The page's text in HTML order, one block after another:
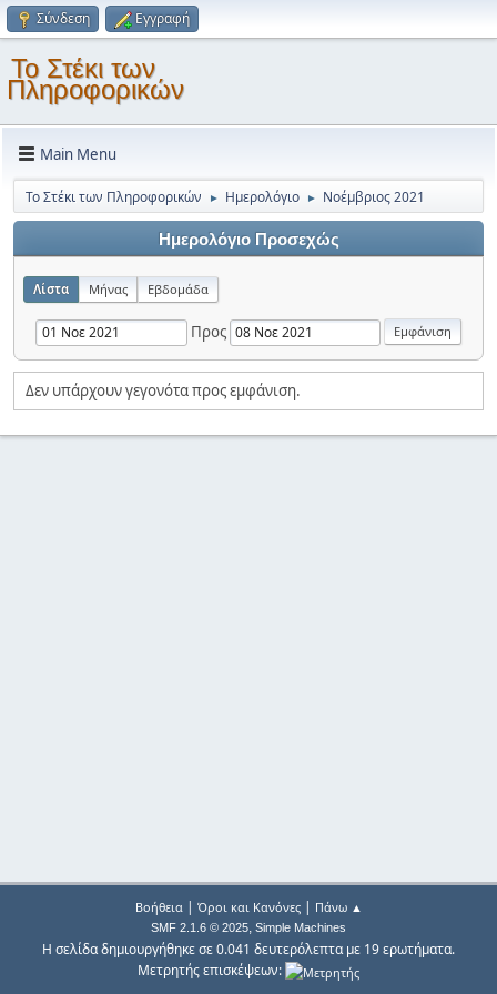
Σύνδεση Εγγραφή
Το Στέκι των
Πληροφορικών
Main Menu
Το Στέκι των Πληροφορικών ► Ημερολόγιο ► Νοέμβριος 2021
Ημερολόγιο Προσεχώς
Λίστα Μήνας Εβδομάδα
Προς
Δεν υπάρχουν γεγονότα προς εμφάνιση.
Βοήθεια| Όροι και Κανόνες| Πάνω ▲
SMF 2.1.6 © 2025, Simple Machines
Η σελίδα δημιουργήθηκε σε 0.041 δευτερόλεπτα με 19 ερωτήματα.
Μετρητής επισκέψεων: